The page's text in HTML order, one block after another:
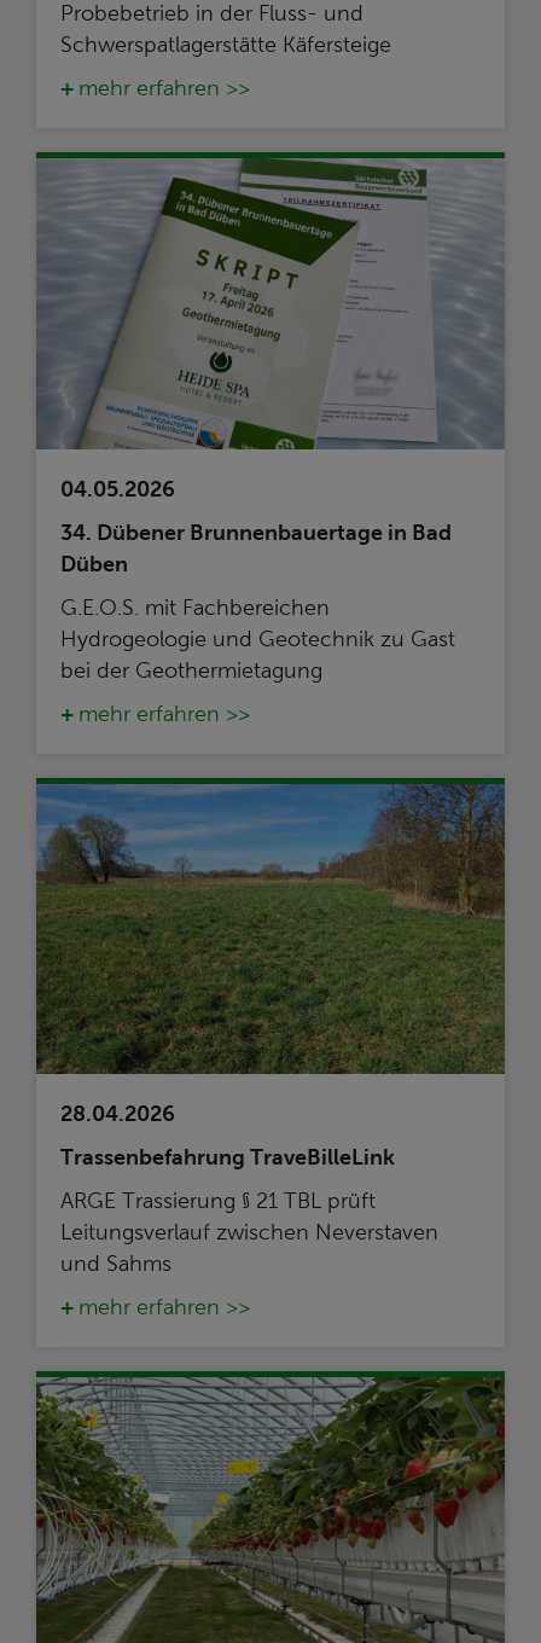
Probebetrieb in der Fluss- und
Schwerspatlagerstätte Käfersteige
mehr erfahren >>
04.05.2026
34. Dübener Brunnenbauertage in Bad
Düben
G.E.O.S. mit Fachbereichen
Hydrogeologie und Geotechnik zu Gast
bei der Geothermietagung
mehr erfahren >>
28.04.2026
Trassenbefahrung TraveBilleLink
ARGE Trassierung § 21 TBL prüft
Leitungsverlauf zwischen Neverstaven
und Sahms
mehr erfahren >>